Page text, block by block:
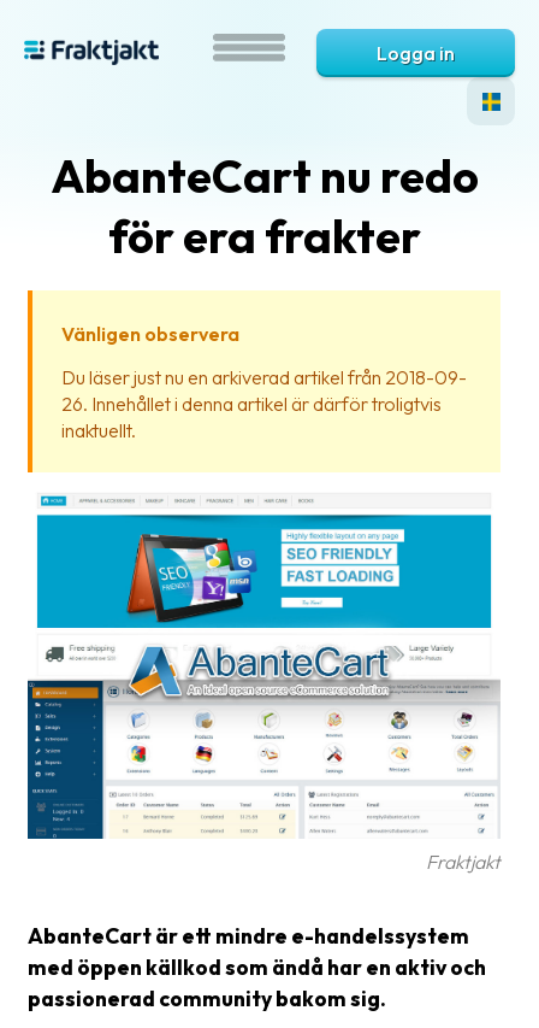
är
Fraktjakt?
Hjälp?
frågor
Ordlista
Paketering
Frakthandlingar
Skrivarinställningar
Upphämtningar
Manualer
Logga in
AbanteCart nu redo
för era frakter
Vänligen observera
Du läser just nu en arkiverad artikel från 2018-09-
26. Innehållet i denna artikel är därför troligtvis
inaktuellt.
Fraktjakt
AbanteCart är ett mindre e-handelssystem
med öppen källkod som ändå har en aktiv och
passionerad community bakom sig.